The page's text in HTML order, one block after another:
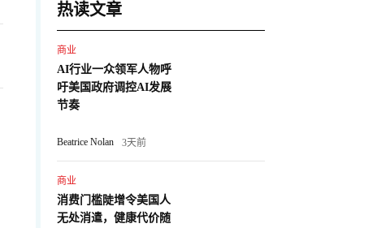
热读文章
商业
AI行业一众领军人物呼
吁美国政府调控AI发展
节奏
Beatrice Nolan 3天前
商业
消费门槛陡增令美国人
无处消遣，健康代价随